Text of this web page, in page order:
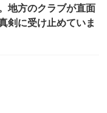
地方のクラブが直面
剣に受け止めていま